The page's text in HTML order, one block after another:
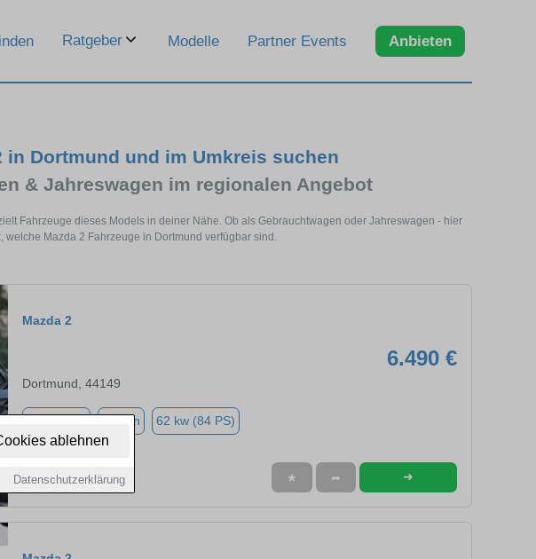
ablehnen
Datenschutzerklärung
Ratgeber Modelle Partner Events Anbieten
in Dortmund und im Umkreis suchen
& Jahreswagen im regionalen Angebot
Fahrzeuge dieses Models in deiner Nähe. Ob als Gebrauchtwagen oder Jahreswagen - hier
welche Mazda 2 Fahrzeuge in Dortmund verfügbar sind.
Mazda 2
6.490 €
Dortmund, 44149
Benzin 62 kw (84 PS)
★ ➦ ➜